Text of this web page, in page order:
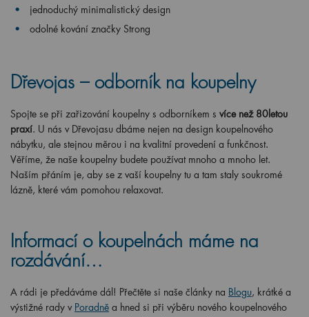
jednoduchý minimalistický design
odolné kování značky Strong
Dřevojas – odborník na koupelny
Spojte se při zařizování koupelny s odborníkem s více než 80letou
praxí. U nás v Dřevojasu dbáme nejen na design koupelnového
nábytku, ale stejnou měrou i na kvalitní provedení a funkčnost.
Věříme, že naše koupelny budete používat mnoho a mnoho let.
Naším přáním je, aby se z vaší koupelny tu a tam staly soukromé
lázně, které vám pomohou relaxovat.
Informací o koupelnách máme na
rozdávání…
A rádi je předáváme dál! Přečtěte si naše články na Blogu, krátké a
výstižné rady v Poradně a hned si při výběru nového koupelnového